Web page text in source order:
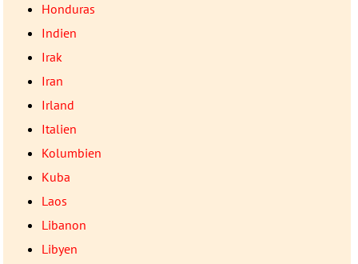
Honduras
Indien
Irak
Iran
Irland
Italien
Kolumbien
Kuba
Laos
Libanon
Libyen